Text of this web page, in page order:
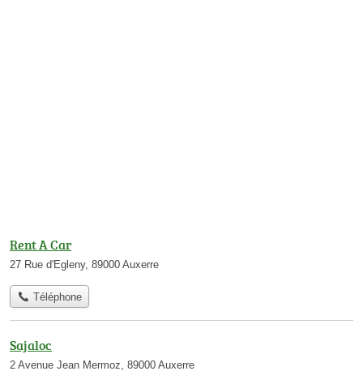
Rent A Car
27 Rue d'Egleny, 89000 Auxerre
Téléphone
Sajaloc
2 Avenue Jean Mermoz, 89000 Auxerre